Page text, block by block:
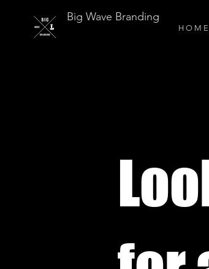
Big Wave Branding
H O M E